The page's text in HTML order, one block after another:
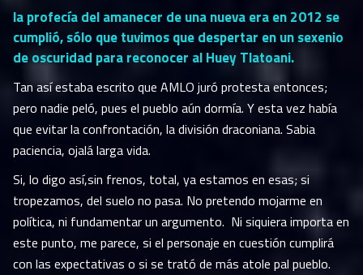
la profecía del amanecer de una nueva era en 2012 se
cumplió, sólo que tuvimos que despertar en un sexenio
de oscuridad para reconocer al Huey Tlatoani.
Tan así estaba escrito que AMLO juró protesta entonces;
pero nadie peló, pues el pueblo aún dormía. Y esta vez había
que evitar la confrontación, la división draconiana. Sabia
paciencia, ojalá larga vida.
Si, lo digo así,sin frenos, total, ya estamos en esas; si
tropezamos, del suelo no pasa. No pretendo mojarme en
política, ni fundamentar un argumento. Ni siquiera importa en
este punto, me parece, si el personaje en cuestión cumplirá
con las expectativas o si se trató de más atole pal pueblo.